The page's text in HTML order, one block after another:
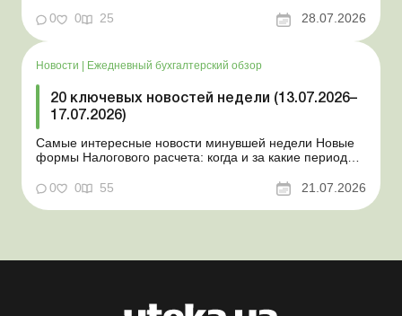
новость о создании координационного центра по
статус «в розыске»: что нужно знать работодателям
Закон о ВПЛ: ка...
0 0 25 28.07.2026
Новости | Ежедневный бухгалтерский обзор
20 ключевых новостей недели (13.07.2026–
17.07.2026)
Самые интересные новости минувшей недели Новые
формы Налогового расчета: когда и за какие периоды
переоформления отсрочки от призыва во время
Координационный центр по организации
0 0 55 21.07.2026